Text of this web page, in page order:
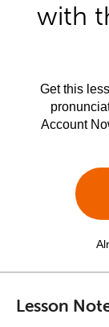
with
Get this
Account
Lesson